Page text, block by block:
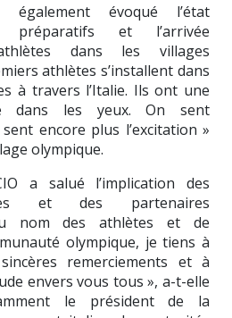
évoqué l’état
préparatifs et l’arrivée
dans les villages
athlètes s’installent dans
à travers l’Italie. Ils ont une
dans les yeux. On sent
encore plus l’excitation »
olympique.
a salué l’implication des
et des partenaires
nom des athlètes et de
olympique, je tiens à
remerciements et à
envers vous tous », a-t-elle
le président de la